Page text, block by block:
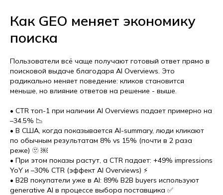
Как GEO меняет экономику
поиска
Пользователи всё чаще получают готовый ответ прямо в
поисковой выдаче благодаря AI Overviews. Это
радикально меняет поведение: кликов становится
меньше, но влияние ответов на решение - выше.
• CTR топ-1 при наличии AI Overviews падает примерно на
–34.5% 📉
• В США, когда показывается AI-summary, люди кликают
по обычным результатам 8% vs 15% (почти в 2 раза
реже) 🫥 ￼
• При этом показы растут, а CTR падает: +49% impressions
YoY и –30% CTR (эффект AI Overviews) ⚡
• B2B покупатели уже в AI: 89% B2B buyers используют
generative AI в процессе выбора поставщика ✅